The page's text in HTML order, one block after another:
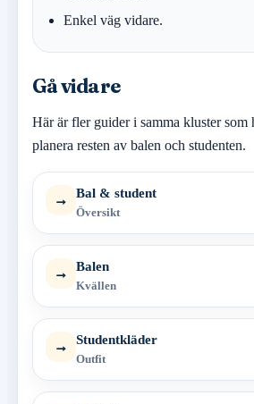
Enkel väg vidare.
Gå vidare
Här är fler guider i samma kluster som
planera resten av balen och studenten.
→ Bal & student
Översikt
→ Balen
Kvällen
→ Studentkläder
Outfit